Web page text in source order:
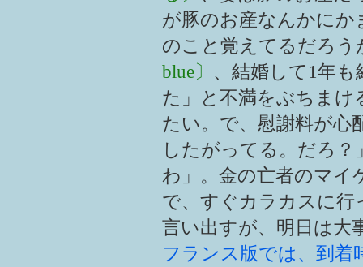
が豚のお産なんかにか
のこと覚えてるだろう
blue〕 、結婚して1年
た」と不満をぶちまけ
たい。で、慰謝料が心
したがってる。だろ
わ」。金の亡者のマイ
で、すぐカラカスに
言い出すが、明日は大
フランス版では、到着